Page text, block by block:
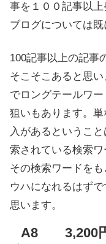
事を１００記事以
ブログについては既
100記事以上の記事
そこそこあると思
でロングテールワ
狙いもあります。
入があるというこ
索されている検索ワ
その検索ワードを
ウハになれるはず
思います。
A8 3,200